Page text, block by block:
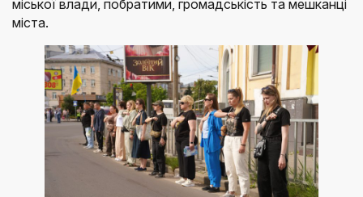
міської влади, побратими, громадськість та мешканці
міста.